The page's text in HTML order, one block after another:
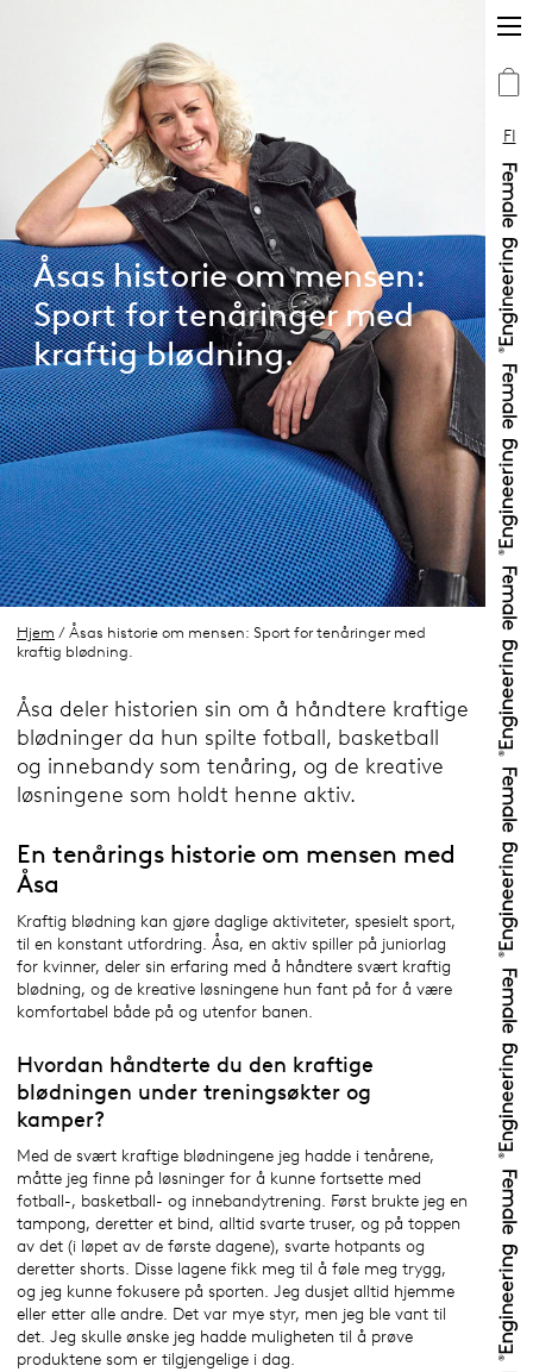
FI
Åsas historie om mensen:
Sport for tenåringer med
kraftig blødning.
Hjem / Åsas historie om mensen: Sport for tenåringer med
kraftig blødning.
Åsa deler historien sin om å håndtere kraftige
blødninger da hun spilte fotball, basketball
og innebandy som tenåring, og de kreative
løsningene som holdt henne aktiv.
En tenårings historie om mensen med
Åsa
Kraftig blødning kan gjøre daglige aktiviteter, spesielt sport,
til en konstant utfordring. Åsa, en aktiv spiller på juniorlag
for kvinner, deler sin erfaring med å håndtere svært kraftig
blødning, og de kreative løsningene hun fant på for å være
komfortabel både på og utenfor banen.
Hvordan håndterte du den kraftige
blødningen under treningsøkter og
kamper?
Med de svært kraftige blødningene jeg hadde i tenårene,
måtte jeg finne på løsninger for å kunne fortsette med
fotball-, basketball- og innebandytrening. Først brukte jeg en
tampong, deretter et bind, alltid svarte truser, og på toppen
av det (i løpet av de første dagene), svarte hotpants og
deretter shorts. Disse lagene fikk meg til å føle meg trygg,
og jeg kunne fokusere på sporten. Jeg dusjet alltid hjemme
eller etter alle andre. Det var mye styr, men jeg ble vant til
det. Jeg skulle ønske jeg hadde muligheten til å prøve
produktene som er tilgjengelige i dag.